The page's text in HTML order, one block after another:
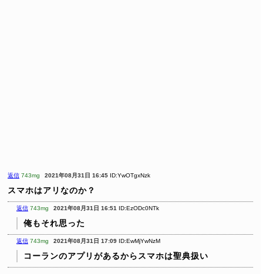
返信 743mg 2021年08月31日 16:45 ID:YwOTgxNzk
スマホはアリなのか？
返信 743mg 2021年08月31日 16:51 ID:EzODc0NTk
俺もそれ思った
返信 743mg 2021年08月31日 17:09 ID:EwMjYwNzM
コーランのアプリがあるからスマホは聖典扱い